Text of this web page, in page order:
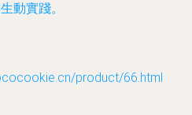
動實踐。
product/66.html